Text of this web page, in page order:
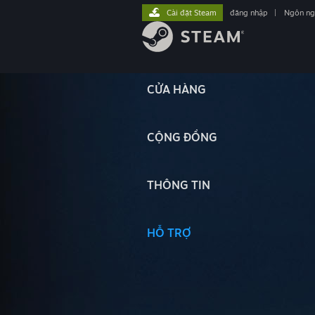
CỬA HÀNG
CỘNG ĐỒNG
THÔNG TIN
HỖ TRỢ
Cài đặt Steam đăng nhập Ngôn